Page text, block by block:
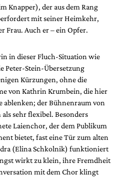
Knapper), der aus dem Rang
mit seiner Heimkehr,
Frau. Auch er – ein Opfer.
in dieser Fluch-Situation wie
Peter-Stein-Übersetzung
Kürzungen, ohne die
von Kathrin Krumbein, die hier
ablenken; der Bühnenraum von
sehr flexibel. Besonders
Laienchor, der dem Publikum
bietet, fast eine Tür zum alten
(Elina Schkolnik) funktioniert
wirkt zu klein, ihre Fremdheit
mit dem Chor klingt